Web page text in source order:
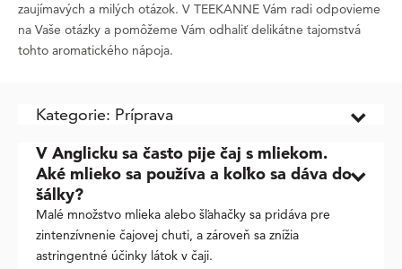
zaujímavých a milých otázok. V TEEKANNE Vám radi odpovieme
na Vaše otázky a pomôžeme Vám odhaliť delikátne tajomstvá
tohto aromatického nápoja.
V Anglicku sa často pije čaj s mliekom.
Aké mlieko sa používa a koľko sa dáva do
šálky?
Malé množstvo mlieka alebo šľahačky sa pridáva pre
zintenzívnenie čajovej chuti, a zároveň sa znížia
astringentné účinky látok v čaji.
Kategorie: Príprava